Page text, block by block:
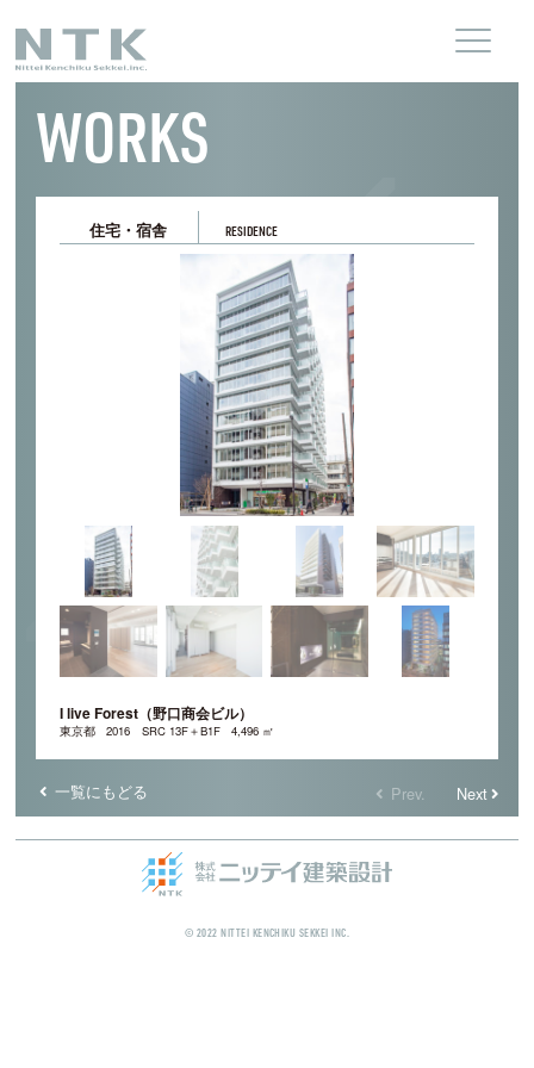
WORKS
住宅・宿舎 RESIDENCE
I live Forest（野口商会ビル）
東京都 2016 SRC 13F＋B1F 4,496 ㎡
一覧にもどる Prev. Next
© 2022 NITTEI KENCHIKU SEKKEI INC.